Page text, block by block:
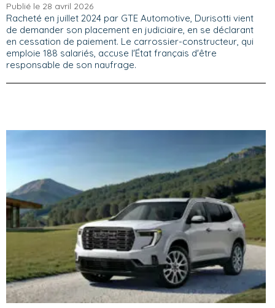
Publié le 28 avril 2026
Racheté en juillet 2024 par GTE Automotive, Durisotti vient
de demander son placement en judiciaire, en se déclarant
en cessation de paiement. Le carrossier-constructeur, qui
emploie 188 salariés, accuse l'État français d'être
responsable de son naufrage.